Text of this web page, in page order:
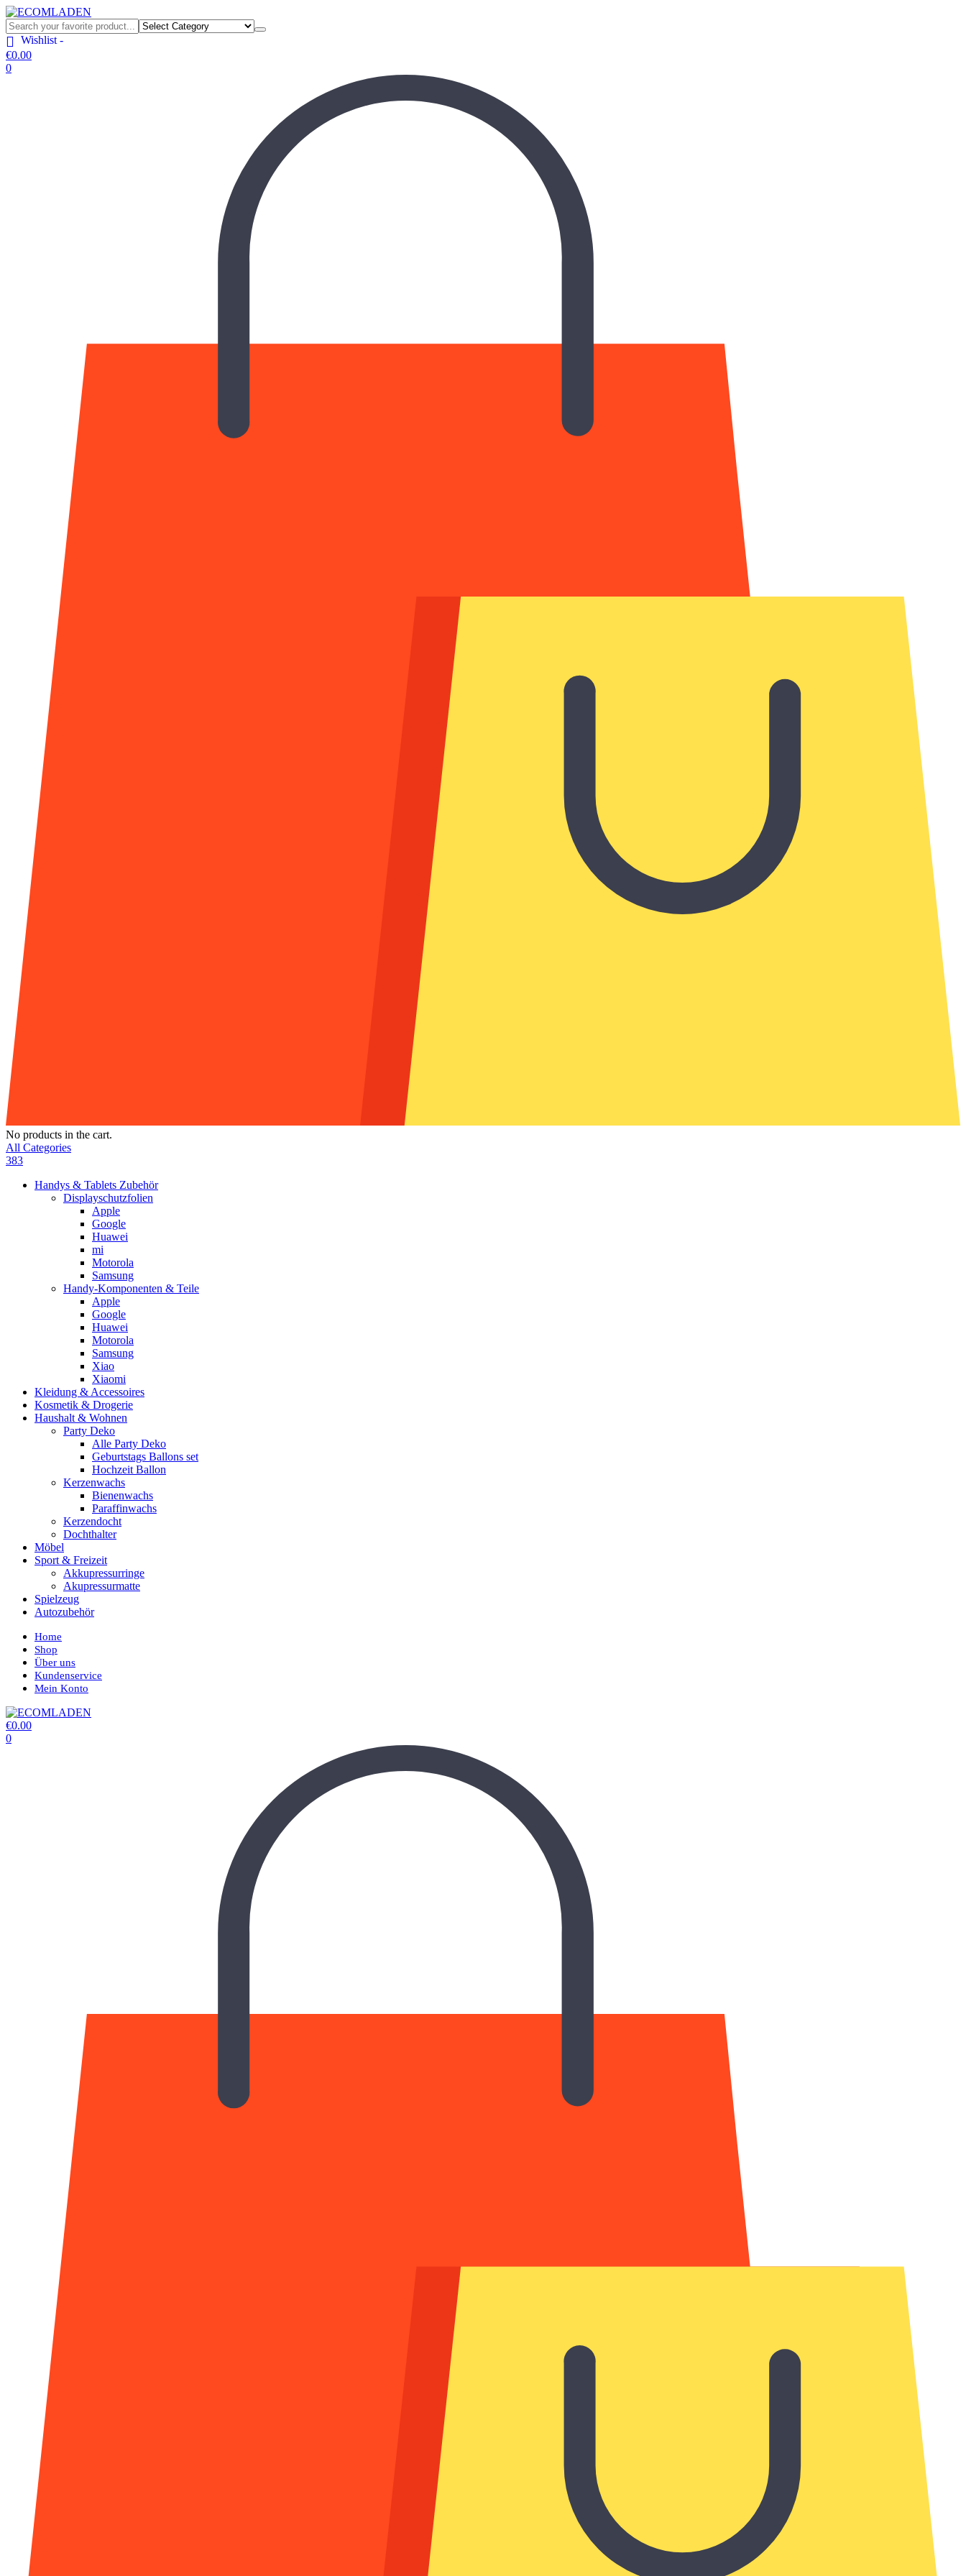
Wishlist -
€0.00
0
No products in the cart.
All Categories
383
Handys & Tablets Zubehör
Displayschutzfolien
Apple
Google
Huawei
mi
Motorola
Samsung
Handy-Komponenten & Teile
Apple
Google
Huawei
Motorola
Samsung
Xiao
Xiaomi
Kleidung & Accessoires
Kosmetik & Drogerie
Haushalt & Wohnen
Party Deko
Alle Party Deko
Geburtstags Ballons set
Hochzeit Ballon
Kerzenwachs
Bienenwachs
Paraffinwachs
Kerzendocht
Dochthalter
Möbel
Sport & Freizeit
Akkupressurringe
Akupressurmatte
Spielzeug
Autozubehör
Home
Shop
Über uns
Kundenservice
Mein Konto
€0.00
0